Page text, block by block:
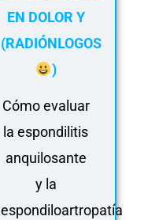
EN DOLOR Y
(RADIÓNLOGOS
)
Cómo evaluar
la espondilitis
anquilosante
y la
espondiloartropatía